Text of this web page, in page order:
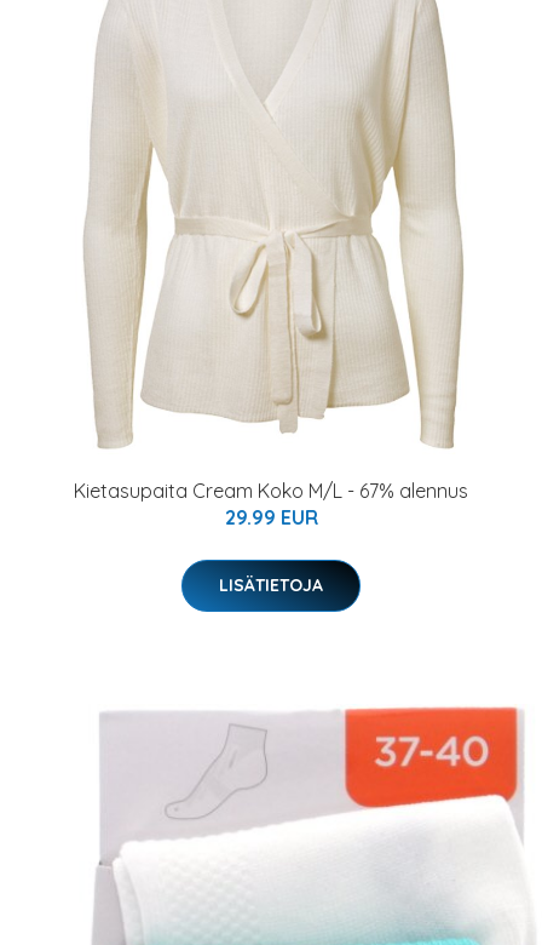
Kietasupaita Cream Koko M/L - 67% alennus
29.99 EUR
LISÄTIETOJA